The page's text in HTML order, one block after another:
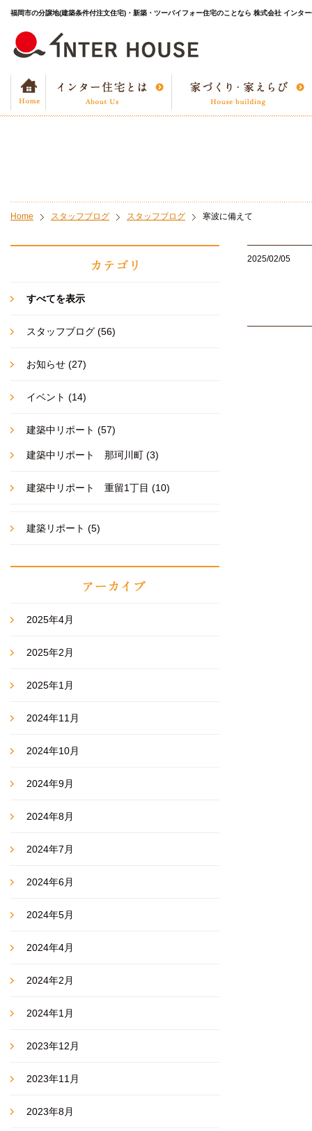
福岡市の分譲地(建築条件付注文住宅)・新築・ツーバイフォー住宅のことなら 株式会社 インタ
Home スタッフブログ スタッフブログ 寒波に備えて
すべてを表示
スタッフブログ (56)
お知らせ (27)
イベント (14)
建築中リポート (57)
建築中リポート 那珂川町 (3)
建築中リポート 重留1丁目 (10)
建築リポート (5)
2025年4月
2025年2月
2025年1月
2024年11月
2024年10月
2024年9月
2024年8月
2024年7月
2024年6月
2024年5月
2024年4月
2024年2月
2024年1月
2023年12月
2023年11月
2023年8月
2025/02/05